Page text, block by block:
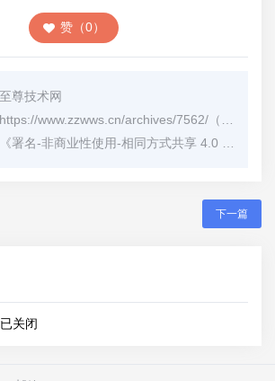
赞（0）
至尊技术网
https://www.zzwws.cn/archives/7562/ （转载时请注明本文出处及文章链接）
《署名-非商业性使用-相同方式共享 4.0 国际 (CC BY-NC-SA 4.0)
下一篇
关闭